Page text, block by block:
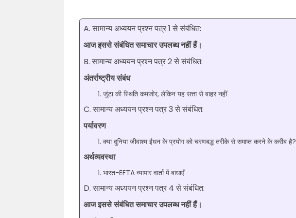
A. सामान्य अध्ययन प्रश्न पत्र 1 से संबंधित:
आज इससे संबंधित समाचार उपलब्ध नहीं हैं।
B. सामान्य अध्ययन प्रश्न पत्र 2 से संबंधित:
अंतर्राष्ट्रीय संबंध
जुंटा की स्थिति कमजोर, लेकिन यह सत्ता से बाहर नहीं
C. सामान्य अध्ययन प्रश्न पत्र 3 से संबंधित:
पर्यावरण
क्या दुनिया जीवाश्म ईंधन के प्रयोग को चरणबद्ध तरीके से समाप्त करने के करीब है?
अर्थव्यवस्था
भारत-EFTA व्यापार वार्ता में बाधाएँ
D. सामान्य अध्ययन प्रश्न पत्र 4 से संबंधित:
आज इससे संबंधित समाचार उपलब्ध नहीं हैं।